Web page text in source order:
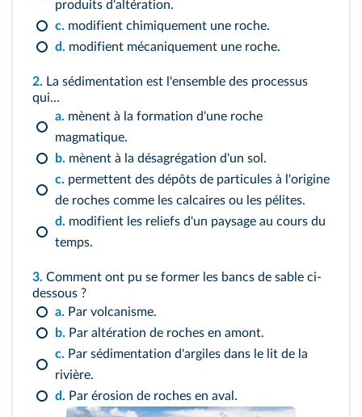
produits d'altération.
c. modifient chimiquement une roche.
d. modifient mécaniquement une roche.
2. La sédimentation est l'ensemble des processus
qui...
a. mènent à la formation d'une roche
magmatique.
b. mènent à la désagrégation d'un sol.
c. permettent des dépôts de particules à l'origine
de roches comme les calcaires ou les pélites.
d. modifient les reliefs d'un paysage au cours du
temps.
3. Comment ont pu se former les bancs de sable ci-
dessous ?
a. Par volcanisme.
b. Par altération de roches en amont.
c. Par sédimentation d'argiles dans le lit de la
rivière.
d. Par érosion de roches en aval.